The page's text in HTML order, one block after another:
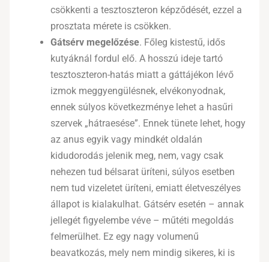
csökkenti a tesztoszteron képződését, ezzel a
prosztata mérete is csökken.
Gátsérv megelőzése. Főleg kistestű, idős
kutyáknál fordul elő. A hosszú ideje tartó
tesztoszteron-hatás miatt a gáttájékon lévő
izmok meggyengülésnek, elvékonyodnak,
ennek súlyos következménye lehet a hasűri
szervek „hátraesése”. Ennek tünete lehet, hogy
az anus egyik vagy mindkét oldalán
kidudorodás jelenik meg, nem, vagy csak
nehezen tud bélsarat üríteni, súlyos esetben
nem tud vizeletet üríteni, emiatt életveszélyes
állapot is kialakulhat. Gátsérv esetén – annak
jellegét figyelembe véve – műtéti megoldás
felmerülhet. Ez egy nagy volumenű
beavatkozás, mely nem mindig sikeres, ki is